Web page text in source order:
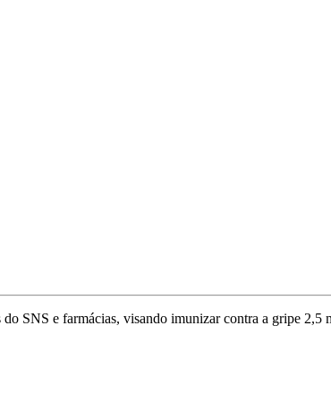
SNS e farmácias, visando imunizar contra a gripe